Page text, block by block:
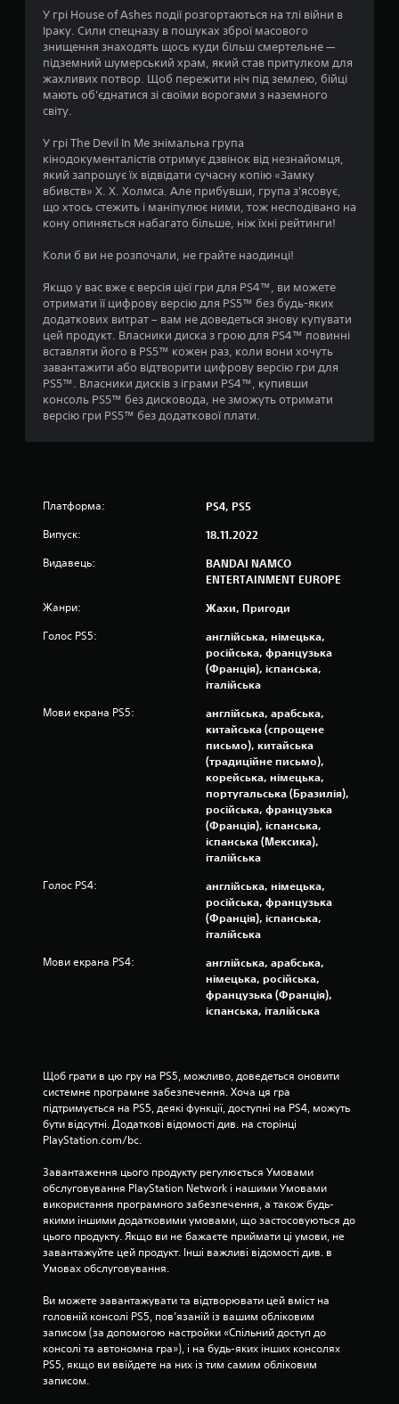
о
к
н
о
с
н
в
і
9
н
к
У грі House of Ashes події розгортаються на тлі війни в
Іраку. Сили спецназу в пошуках зброї масового
знищення знаходять щось куди більш смертельне —
підземний шумерський храм, який став притулком для
жахливих потвор. Щоб пережити ніч під землею, бійці
мають об'єднатися зі своїми ворогами з наземного
світу.
У грі The Devil In Me знімальна група
кінодокументалістів отримує дзвінок від незнайомця,
який запрошує їх відвідати сучасну копію «Замку
вбивств» Х. Х. Холмса. Але прибувши, група з'ясовує,
що хтось стежить і маніпулює ними, тож несподівано на
кону опиняється набагато більше, ніж їхні рейтинги!
Коли б ви не розпочали, не грайте наодинці!
Якщо у вас вже є версія цієї гри для PS4™, ви можете
отримати її цифрову версію для PS5™ без будь-яких
додаткових витрат – вам не доведеться знову купувати
цей продукт. Власники диска з грою для PS4™ повинні
вставляти його в PS5™ кожен раз, коли вони хочуть
завантажити або відтворити цифрову версію гри для
PS5™. Власники дисків з іграми PS4™, купивши
консоль PS5™ без дисковода, не зможуть отримати
версію гри PS5™ без додаткової плати.
Платформа: PS4, PS5
Випуск: 18.11.2022
Видавець:
BANDAI NAMCO
ENTERTAINMENT EUROPE
Жанри: Жахи, Пригоди
Голос PS5:
англійська, німецька,
російська, французька
(Франція), іспанська,
італійська
Мови екрана PS5:
англійська, арабська,
китайська (спрощене
письмо), китайська
(традиційне письмо),
корейська, німецька,
португальська (Бразилія),
російська, французька
(Франція), іспанська,
іспанська (Мексика),
італійська
Голос PS4:
англійська, німецька,
російська, французька
(Франція), іспанська,
італійська
Мови екрана PS4:
англійська, арабська,
німецька, російська,
французька (Франція),
іспанська, італійська
Щоб грати в цю гру на PS5, можливо, доведеться оновити
системне програмне забезпечення. Хоча ця гра
підтримується на PS5, деякі функції, доступні на PS4, можуть
бути відсутні. Додаткові відомості див. на сторінці
PlayStation.com/bc.
Завантаження цього продукту регулюється Умовами
обслуговування PlayStation Network і нашими Умовами
використання програмного забезпечення, а також будь-
якими іншими додатковими умовами, що застосовуються до
цього продукту. Якщо ви не бажаєте приймати ці умови, не
завантажуйте цей продукт. Інші важливі відомості див. в
Умовах обслуговування.
Ви можете завантажувати та відтворювати цей вміст на
головній консолі PS5, пов’язаній із вашим обліковим
записом (за допомогою настройки «Спільний доступ до
консолі та автономна гра»), і на будь-яких інших консолях
PS5, якщо ви ввійдете на них із тим самим обліковим
записом.